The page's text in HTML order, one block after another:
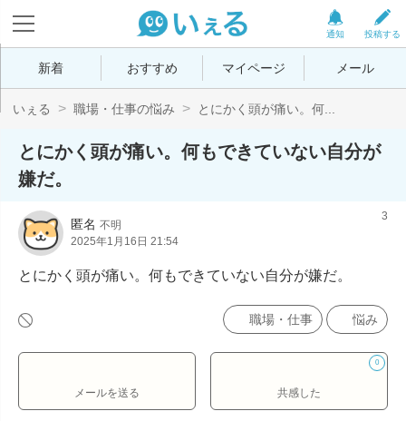
投稿する
通知
新着 おすすめ マイページ メール
いぇる 職場・仕事の悩み とにかく頭が痛い。何...
とにかく頭が痛い。何もできていない自分が
嫌だ。
匿名 不明
2025年1月16日 21:54
3
とにかく頭が痛い。何もできていない自分が嫌だ。
職場・仕事 悩み
メールを送る
0
共感した